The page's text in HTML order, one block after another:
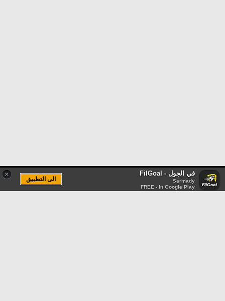
× في الجول - FilGoal
Sarmady
FREE - In Google Play
الى التطبيق